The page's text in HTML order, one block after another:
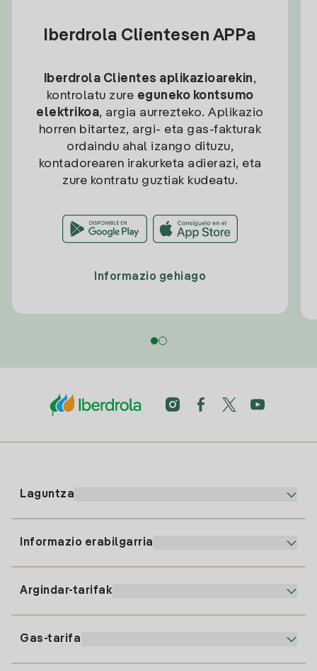
Iberdrola Clientesen APPa
Iberdrola Clientes aplikazioarekin,
kontrolatu zure eguneko kontsumo
elektrikoa, argia aurrezteko. Aplikazio
horren bitartez, argi- eta gas-fakturak
ordaindu ahal izango dituzu,
kontadorearen irakurketa adierazi, eta
zure kontratu guztiak kudeatu.
Informazio gehiago
Laguntza
91 919 52 73
clientes@tuiberdrola.es
Informazio erabilgarria
Argindar-tarifak
Gas-tarifa